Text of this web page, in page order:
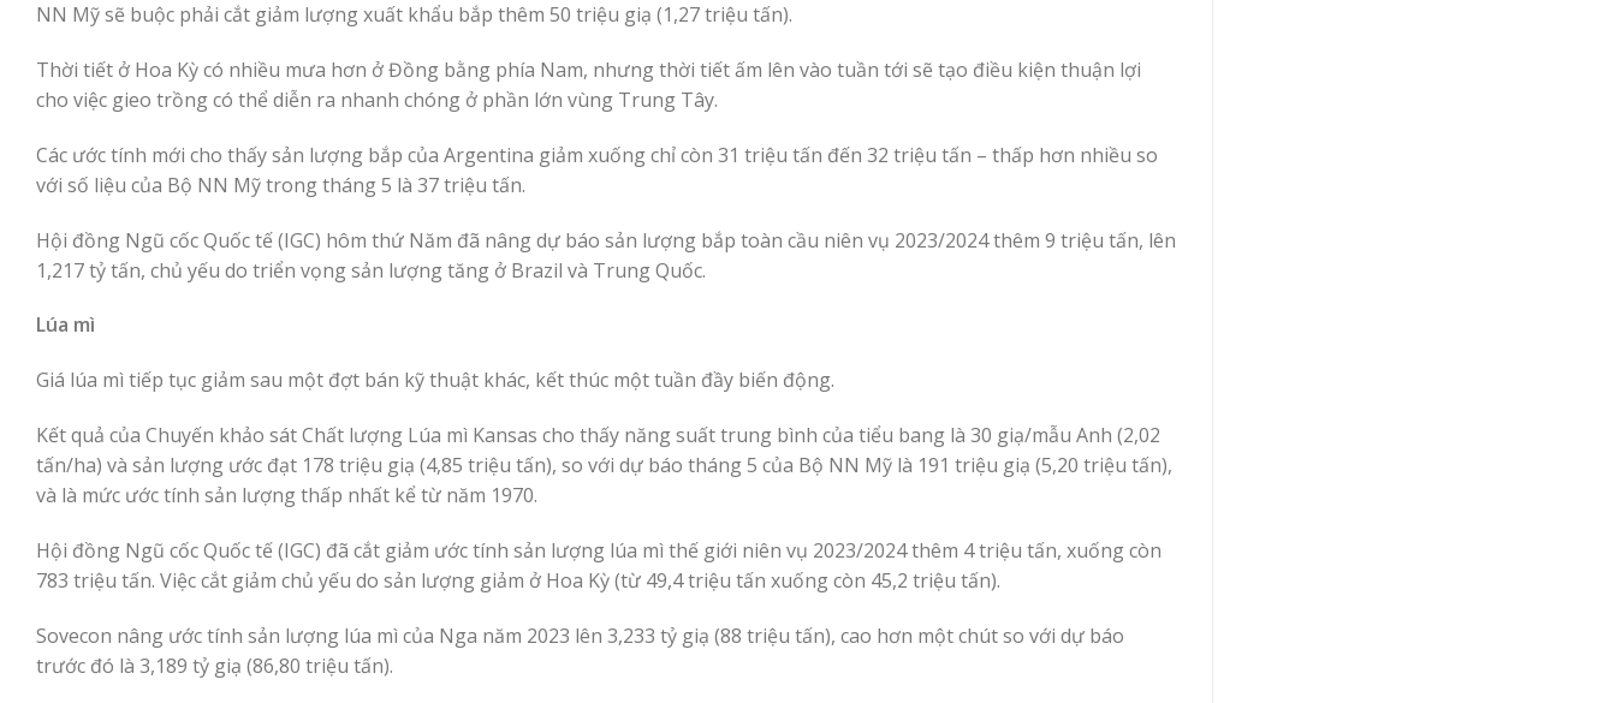
NN Mỹ sẽ buộc phải cắt giảm lượng xuất khẩu bắp thêm 50 triệu giạ (1,27 triệu tấn).
Thời tiết ở Hoa Kỳ có nhiều mưa hơn ở Đồng bằng phía Nam, nhưng thời tiết ấm lên vào tuần tới sẽ tạo điều kiện thuận lợi
cho việc gieo trồng có thể diễn ra nhanh chóng ở phần lớn vùng Trung Tây.
Các ước tính mới cho thấy sản lượng bắp của Argentina giảm xuống chỉ còn 31 triệu tấn đến 32 triệu tấn – thấp hơn nhiều so
với số liệu của Bộ NN Mỹ trong tháng 5 là 37 triệu tấn.
Hội đồng Ngũ cốc Quốc tế (IGC) hôm thứ Năm đã nâng dự báo sản lượng bắp toàn cầu niên vụ 2023/2024 thêm 9 triệu tấn, lên
1,217 tỷ tấn, chủ yếu do triển vọng sản lượng tăng ở Brazil và Trung Quốc.
Lúa mì
Giá lúa mì tiếp tục giảm sau một đợt bán kỹ thuật khác, kết thúc một tuần đầy biến động.
Kết quả của Chuyến khảo sát Chất lượng Lúa mì Kansas cho thấy năng suất trung bình của tiểu bang là 30 giạ/mẫu Anh (2,02
tấn/ha) và sản lượng ước đạt 178 triệu giạ (4,85 triệu tấn), so với dự báo tháng 5 của Bộ NN Mỹ là 191 triệu giạ (5,20 triệu tấn),
và là mức ước tính sản lượng thấp nhất kể từ năm 1970.
Hội đồng Ngũ cốc Quốc tế (IGC) đã cắt giảm ước tính sản lượng lúa mì thế giới niên vụ 2023/2024 thêm 4 triệu tấn, xuống còn
783 triệu tấn. Việc cắt giảm chủ yếu do sản lượng giảm ở Hoa Kỳ (từ 49,4 triệu tấn xuống còn 45,2 triệu tấn).
Sovecon nâng ước tính sản lượng lúa mì của Nga năm 2023 lên 3,233 tỷ giạ (88 triệu tấn), cao hơn một chút so với dự báo
trước đó là 3,189 tỷ giạ (86,80 triệu tấn).